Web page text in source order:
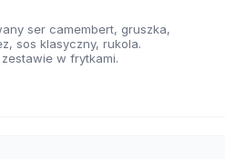
ser camembert, gruszka,
sos klasyczny, rukola.
w frytkami.